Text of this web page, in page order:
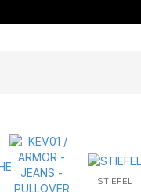
STIEFEL